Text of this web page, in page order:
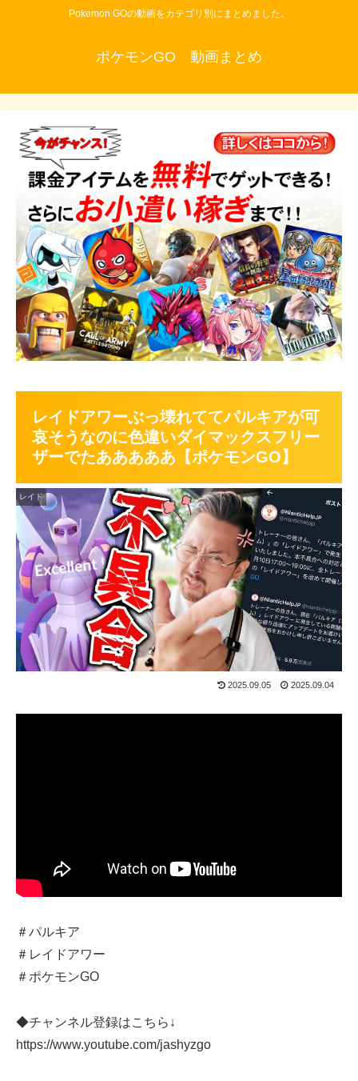
Pokemon GOの動画をカテゴリ別にまとめました。
ポケモンGO 動画まとめ
レイドアワーぶっ壊れててパルキアが可
哀そうなのに色違いダイマックスフリー
ザーでたあああああ【ポケモンGO】
レイド
2025.09.05 2025.09.04
＃パルキア
＃レイドアワー
＃ポケモンGO
◆チャンネル登録はこちら↓
https://www.youtube.com/jashyzgo